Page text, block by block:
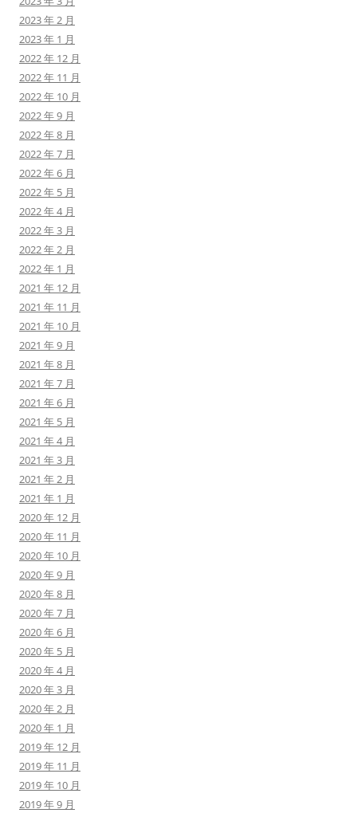
2023 年 2 月
2023 年 1 月
2022 年 12 月
2022 年 11 月
2022 年 10 月
2022 年 9 月
2022 年 8 月
2022 年 7 月
2022 年 6 月
2022 年 5 月
2022 年 4 月
2022 年 3 月
2022 年 2 月
2022 年 1 月
2021 年 12 月
2021 年 11 月
2021 年 10 月
2021 年 9 月
2021 年 8 月
2021 年 7 月
2021 年 6 月
2021 年 5 月
2021 年 4 月
2021 年 3 月
2021 年 2 月
2021 年 1 月
2020 年 12 月
2020 年 11 月
2020 年 10 月
2020 年 9 月
2020 年 8 月
2020 年 7 月
2020 年 6 月
2020 年 5 月
2020 年 4 月
2020 年 3 月
2020 年 2 月
2020 年 1 月
2019 年 12 月
2019 年 11 月
2019 年 10 月
2019 年 9 月